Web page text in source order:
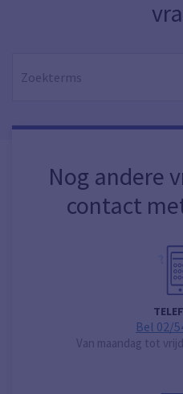
Nog andere
contact
Bel 02/
Van maandag tot